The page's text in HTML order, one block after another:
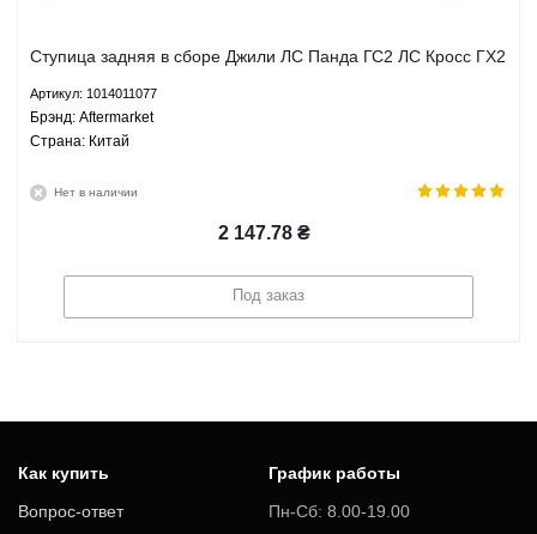
Ступица задняя в сборе Джили ЛС Панда ГС2 ЛС Кросс ГХ2
Aftermarket
Артикул: 1014011077
Брэнд: Aftermarket
Страна: Китай
Нет в наличии
2 147.78 ₴
Под заказ
Как купить
Вопрос-ответ
График работы
Пн-Сб: 8.00-19.00